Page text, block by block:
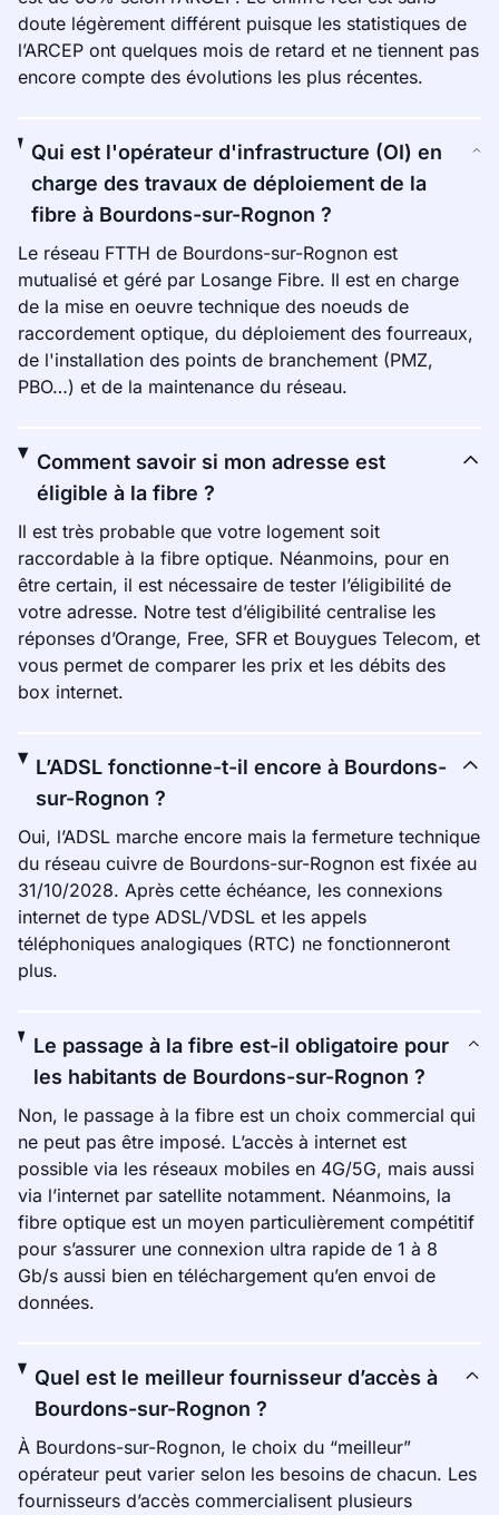
doute légèrement différent puisque les statistiques de
l’ARCEP ont quelques mois de retard et ne tiennent pas
encore compte des évolutions les plus récentes.
Qui est l'opérateur d'infrastructure (OI) en
charge des travaux de déploiement de la
fibre à Bourdons-sur-Rognon ?
Le réseau FTTH de Bourdons-sur-Rognon est
mutualisé et géré par Losange Fibre. Il est en charge
de la mise en oeuvre technique des noeuds de
raccordement optique, du déploiement des fourreaux,
de l'installation des points de branchement (PMZ,
PBO…) et de la maintenance du réseau.
Comment savoir si mon adresse est
éligible à la fibre ?
Il est très probable que votre logement soit
raccordable à la fibre optique. Néanmoins, pour en
être certain, il est nécessaire de tester l’éligibilité de
votre adresse. Notre test d’éligibilité centralise les
réponses d’Orange, Free, SFR et Bouygues Telecom, et
vous permet de comparer les prix et les débits des
box internet.
L’ADSL fonctionne-t-il encore à Bourdons-
sur-Rognon ?
Oui, l’ADSL marche encore mais la fermeture technique
du réseau cuivre de Bourdons-sur-Rognon est fixée au
31/10/2028. Après cette échéance, les connexions
internet de type ADSL/VDSL et les appels
téléphoniques analogiques (RTC) ne fonctionneront
plus.
Le passage à la fibre est-il obligatoire pour
les habitants de Bourdons-sur-Rognon ?
Non, le passage à la fibre est un choix commercial qui
ne peut pas être imposé. L’accès à internet est
possible via les réseaux mobiles en 4G/5G, mais aussi
via l’internet par satellite notamment. Néanmoins, la
fibre optique est un moyen particulièrement compétitif
pour s’assurer une connexion ultra rapide de 1 à 8
Gb/s aussi bien en téléchargement qu’en envoi de
données.
Quel est le meilleur fournisseur d’accès à
Bourdons-sur-Rognon ?
À Bourdons-sur-Rognon, le choix du “meilleur”
opérateur peut varier selon les besoins de chacun. Les
fournisseurs d’accès commercialisent plusieurs